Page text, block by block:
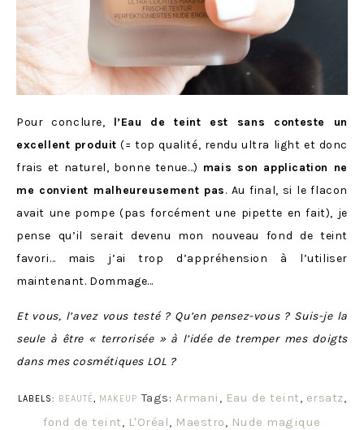
Pour conclure, l’Eau de teint est sans conteste un
excellent produit (= top qualité, rendu ultra light et donc
frais et naturel, bonne tenue…) mais son application ne
me convient malheureusement pas. Au final, si le flacon
avait une pompe (pas forcément une pipette en fait), je
pense qu’il serait devenu mon nouveau fond de teint
favori… mais j’ai trop d’appréhension à l’utiliser
maintenant. Dommage…
Et vous, l’avez vous testé ? Qu’en pensez-vous ? Suis-je la
seule à être « terrorisée » à l’idée de tremper mes doigts
dans mes cosmétiques LOL ?
LABELS: BEAUTÉ, MAKEUP Tags: Armani , Eau de teint, ersatz,
fond de teint, L'Oréal, Maestro, Nude magique